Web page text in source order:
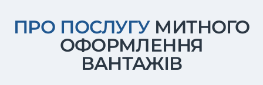
ПРО ПОСЛУГУМИТНОГО
ОФОРМЛЕННЯ
ВАНТАЖІВ